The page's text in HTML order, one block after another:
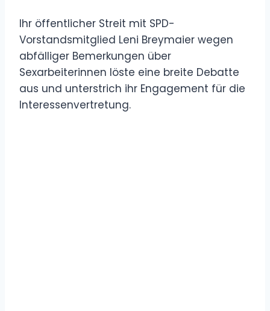
Ihr öffentlicher Streit mit SPD-
Vorstandsmitglied Leni Breymaier wegen
abfälliger Bemerkungen über
Sexarbeiterinnen löste eine breite Debatte
aus und unterstrich ihr Engagement für die
Interessenvertretung.